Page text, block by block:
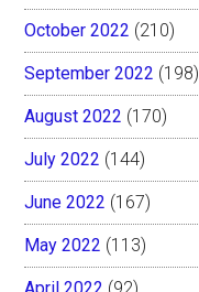
October 2022 (210)
September 2022 (198)
August 2022 (170)
July 2022 (144)
June 2022 (167)
May 2022 (113)